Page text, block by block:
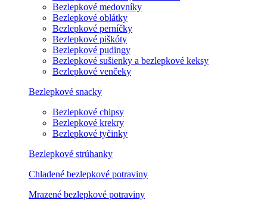
Bezlepkové medovníky
Bezlepkové oblátky
Bezlepkové perníčky
Bezlepkové piškóty
Bezlepkové pudingy
Bezlepkové sušienky a bezlepkové keksy
Bezlepkové venčeky
Bezlepkové snacky
Bezlepkové chipsy
Bezlepkové krekry
Bezlepkové tyčinky
Bezlepkové strúhanky
Chladené bezlepkové potraviny
Mrazené bezlepkové potraviny